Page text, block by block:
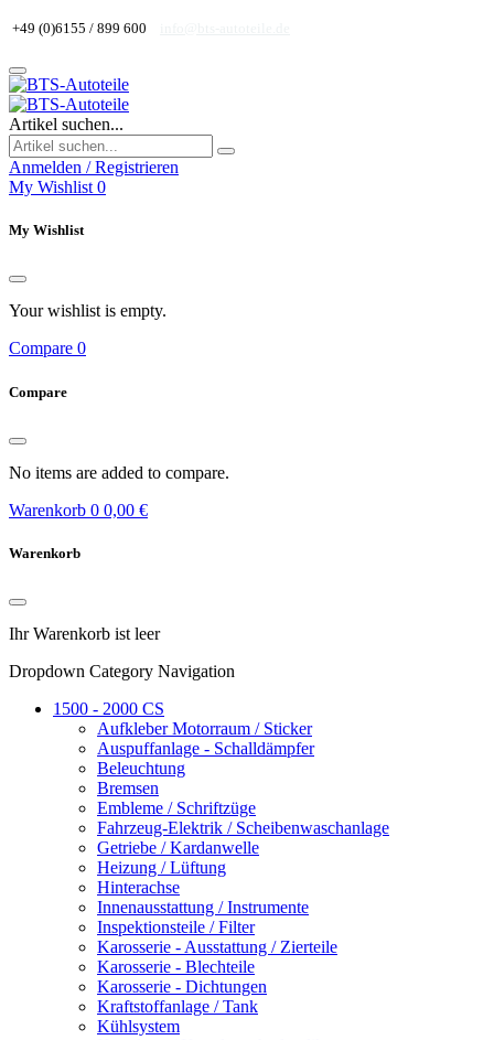
+49 (0)6155 / 899 600
Artikel suchen...
Anmelden / Registrieren
My Wishlist 0
My Wishlist
Your wishlist is empty.
Compare 0
Compare
No items are added to compare.
Warenkorb 0 0,00 €
Warenkorb
Ihr Warenkorb ist leer
Dropdown Category Navigation
1500 - 2000 CS
Aufkleber Motorraum / Sticker
Auspuffanlage - Schalldämpfer
Beleuchtung
Bremsen
Embleme / Schriftzüge
Fahrzeug-Elektrik / Scheibenwaschanlage
Getriebe / Kardanwelle
Heizung / Lüftung
Hinterachse
Innenausstattung / Instrumente
Inspektionsteile / Filter
Karosserie - Ausstattung / Zierteile
Karosserie - Blechteile
Karosserie - Dichtungen
Kraftstoffanlage / Tank
Kühlsystem